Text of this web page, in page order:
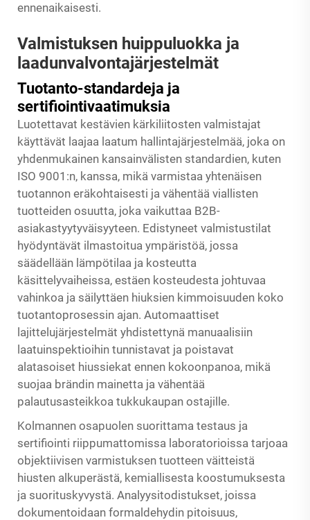
ennenaikaisesti.
Valmistuksen huippuluokka ja
laadunvalvontajärjestelmät
Tuotanto-standardeja ja
sertifiointivaatimuksia
Luotettavat kestävien kärkiliitosten valmistajat
käyttävät laajaa laatum hallintajärjestelmää, joka on
yhdenmukainen kansainvälisten standardien, kuten
ISO 9001:n, kanssa, mikä varmistaa yhtenäisen
tuotannon eräkohtaisesti ja vähentää viallisten
tuotteiden osuutta, joka vaikuttaa B2B-
asiakastyytyväisyyteen. Edistyneet valmistustilat
hyödyntävät ilmastoitua ympäristöä, jossa
säädellään lämpötilaa ja kosteutta
käsittelyvaiheissa, estäen kosteudesta johtuvaa
vahinkoa ja säilyttäen hiuksien kimmoisuuden koko
tuotantoprosessin ajan. Automaattiset
lajittelujärjestelmät yhdistettynä manuaalisiin
laatuinspektioihin tunnistavat ja poistavat
alatasoiset hiussiekat ennen kokoonpanoa, mikä
suojaa brändin mainetta ja vähentää
palautusasteikkoa tukkukaupan ostajille.
Kolmannen osapuolen suorittama testaus ja
sertifiointi riippumattomissa laboratorioissa tarjoaa
objektiivisen varmistuksen tuotteen väitteistä
hiusten alkuperästä, kemiallisesta koostumuksesta
ja suorituskyvystä. Analyysitodistukset, joissa
dokumentoidaan formaldehydin pitoisuus,